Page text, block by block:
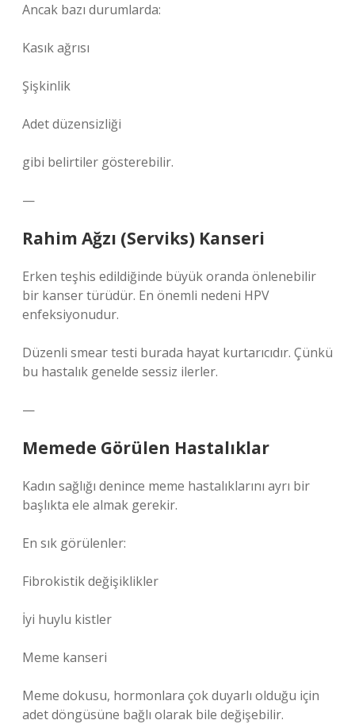
Ancak bazı durumlarda:
Kasık ağrısı
Şişkinlik
Adet düzensizliği
gibi belirtiler gösterebilir.
—
Rahim Ağzı (Serviks) Kanseri
Erken teşhis edildiğinde büyük oranda önlenebilir
bir kanser türüdür. En önemli nedeni HPV
enfeksiyonudur.
Düzenli smear testi burada hayat kurtarıcıdır. Çünkü
bu hastalık genelde sessiz ilerler.
—
Memede Görülen Hastalıklar
Kadın sağlığı denince meme hastalıklarını ayrı bir
başlıkta ele almak gerekir.
En sık görülenler:
Fibrokistik değişiklikler
İyi huylu kistler
Meme kanseri
Meme dokusu, hormonlara çok duyarlı olduğu için
adet döngüsüne bağlı olarak bile değişebilir.